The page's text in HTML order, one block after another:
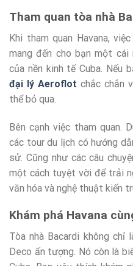
Tham quan tòa nhà
Khi tham quan Havana,
mang đến cho bạn một
của nền kinh tế Cuba. Nếu
đại lý Aeroflot chắc chắn
thể bỏ qua.
Bên cạnh việc tham quan.
các tour du lịch có hướng
sử. Cũng như các câu
một cách tuyệt vời để trải
văn hóa và nghệ thuật kiến
Khám phá Havana
Tòa nhà Bacardi không
Deco ấn tượng. Nó còn là